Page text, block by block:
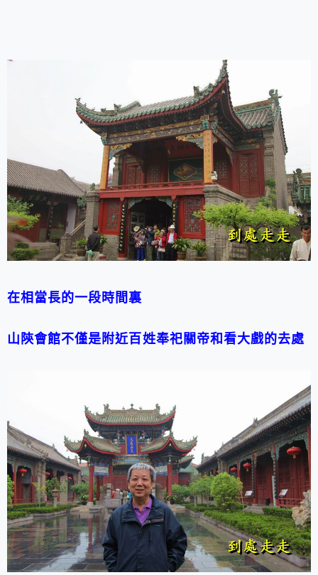
在相當長的一段時間裏
山陝會館不僅是附近百姓奉祀關帝和看大戲的去處